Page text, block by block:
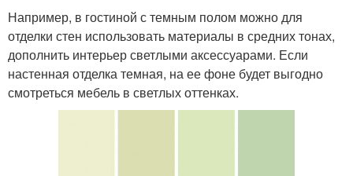
Например, в гостиной с темным полом можно для
отделки стен использовать материалы в средних тонах,
дополнить интерьер светлыми аксессуарами. Если
настенная отделка темная, на ее фоне будет выгодно
смотреться мебель в светлых оттенках.